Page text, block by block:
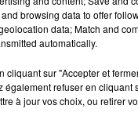
de la Sorgue,
entre vergers,
de fraîcheur,
browsing data to offer
data; Match and
automatically.
cliquant sur "Accepter et
également refuser en
à jour vos choix, ou retirer